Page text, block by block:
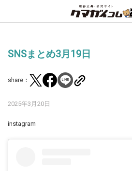
SNSまとめ3月19日
share：
2025年3月20日
instagram